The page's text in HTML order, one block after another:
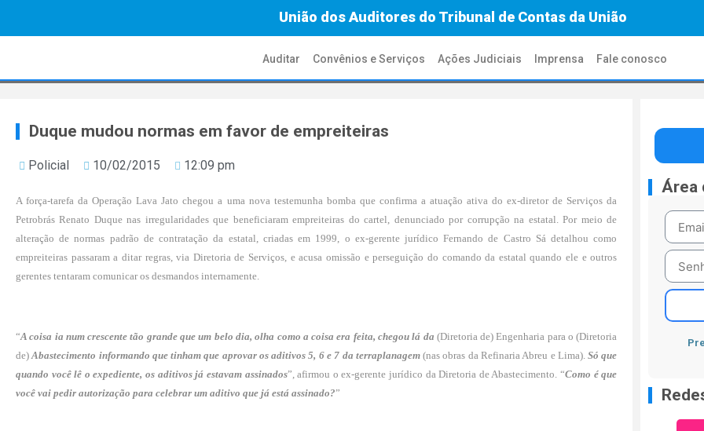
União dos Auditores do Tribunal de Contas da União
Auditar Convênios e Serviços Ações Judiciais Imprensa Fale conosco
Duque mudou normas em favor de empreiteiras
Policial 10/02/2015 12:09 pm
A força-tarefa da Operação Lava Jato chegou a uma nova testemunha bomba que confirma a atuação ativa do ex-diretor de Serviços da
Petrobrás Renato Duque nas irregularidades que beneficiaram empreiteiras do cartel, denunciado por corrupção na estatal. Por meio de
alteração de normas padrão de contratação da estatal, criadas em 1999, o ex-gerente jurídico Fernando de Castro Sá detalhou como
empreiteiras passaram a ditar regras, via Diretoria de Serviços, e acusa omissão e perseguição do comando da estatal quando ele e outros
gerentes tentaram comunicar os desmandos internamente.
“A coisa ia num crescente tão grande que um belo dia, olha como a coisa era feita, chegou lá da (Diretoria de) Engenharia para o (Diretoria
de)Abastecimento informando que tinham que aprovar os aditivos 5, 6 e 7 da terraplanagem(nas obras da Refinaria Abreu e Lima).Só que
quando você lê o expediente, os aditivos já estavam assinados”, afirmou o ex-gerente jurídico da Diretoria de Abastecimento. “Como é que
você vai pedir autorização para celebrar um aditivo que já está assinado?”
Área